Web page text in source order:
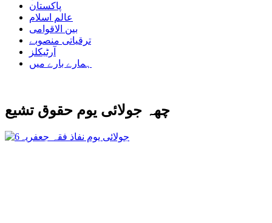
پاکستان
عالم اسلام
بین الاقوامی
ترقیاتی منصوبے
آرٹیکلز
ہمارے بارے میں
چھہ جولائی یوم حقوق تشیع